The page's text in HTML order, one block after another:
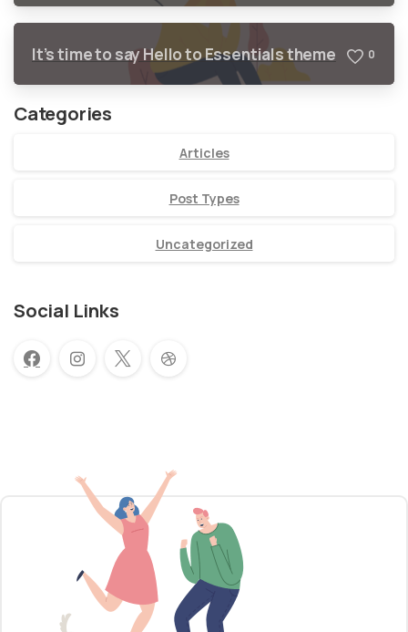
It’s time to say Hello to Essentials theme 0
Categories
Articles
Post Types
Uncategorized
Social Links